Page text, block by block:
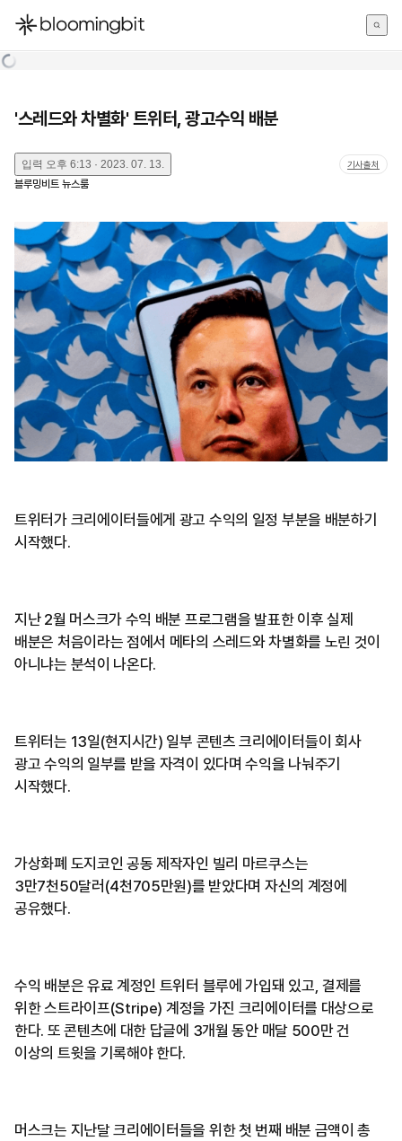
한국어
'스레드와 차별화' 트위터, 광고수익 배분
입력 오후 6:13 · 2023. 07. 13. 기사출처
블루밍비트 뉴스룸
트위터가 크리에이터들에게 광고 수익의 일정 부분을 배분하기
시작했다.
지난 2월 머스크가 수익 배분 프로그램을 발표한 이후 실제
배분은 처음이라는 점에서 메타의 스레드와 차별화를 노린 것이
아니냐는 분석이 나온다.
트위터는 13일(현지시간) 일부 콘텐츠 크리에이터들이 회사
광고 수익의 일부를 받을 자격이 있다며 수익을 나눠주기
시작했다.
가상화폐 도지코인 공동 제작자인 빌리 마르쿠스는
3만7천50달러(4천705만원)를 받았다며 자신의 계정에
공유했다.
수익 배분은 유료 계정인 트위터 블루에 가입돼 있고, 결제를
위한 스트라이프(Stripe) 계정을 가진 크리에이터를 대상으로
한다. 또 콘텐츠에 대한 답글에 3개월 동안 매달 500만 건
이상의 트윗을 기록해야 한다.
머스크는 지난달 크리에이터들을 위한 첫 번째 배분 금액이 총